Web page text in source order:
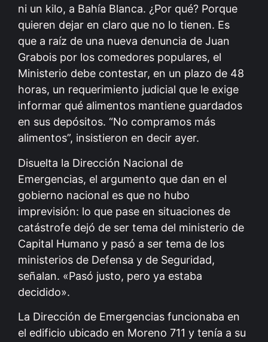
ni un kilo, a Bahía Blanca. ¿Por qué? Porque
quieren dejar en claro que no lo tienen. Es
que a raíz de una nueva denuncia de Juan
Grabois por los comedores populares, el
Ministerio debe contestar, en un plazo de 48
horas, un requerimiento judicial que le exige
informar qué alimentos mantiene guardados
en sus depósitos. “No compramos más
alimentos”, insistieron en decir ayer.
Disuelta la Dirección Nacional de
Emergencias, el argumento que dan en el
gobierno nacional es que no hubo
imprevisión: lo que pase en situaciones de
catástrofe dejó de ser tema del ministerio de
Capital Humano y pasó a ser tema de los
ministerios de Defensa y de Seguridad,
señalan. «Pasó justo, pero ya estaba
decidido».
La Dirección de Emergencias funcionaba en
el edificio ubicado en Moreno 711 y tenía a su